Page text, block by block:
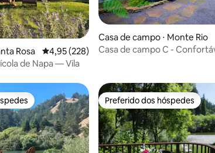
339 avaliações
Rosa 4,95 de uma avaliação média de 5, 228
4,95 (228)
de Napa — Vila
Casa de campo ⋅ Monte Rio
Casa de campo C -
dos hóspedes Preferido dos hóspedes
Preferido dos hóspedes